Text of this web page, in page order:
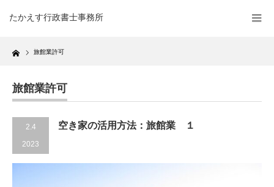
たかえす行政書士事務所
Home 旅館業許可
旅館業許可
2.4
2023
空き家の活用方法：旅館業 １